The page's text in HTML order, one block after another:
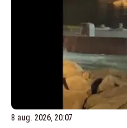
8 aug. 2026, 20:07